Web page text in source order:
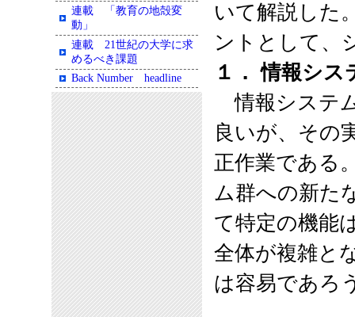
いて解説した
ントとして、
１． 情報シ
情報システ
良いが、その
正作業である
ム群への新た
て特定の機能
全体が複雑と
は容易であろ
連載 「教育の地殻変
動」
連載 21世紀の大学に求
めるべき課題
Back Number headline